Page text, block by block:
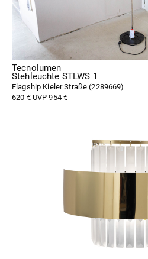
Tecnolumen
Stehleuchte STLWS 1
Flagship Kieler Straße (2289669)
620 €UVP 954 €